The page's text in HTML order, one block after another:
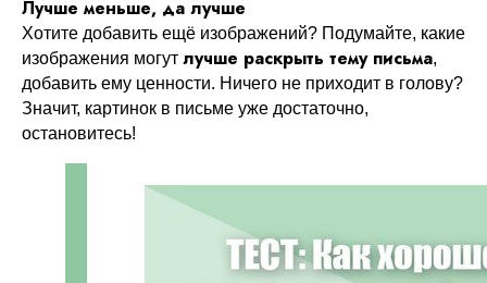
Лучше меньше, да лучше
Хотите добавить ещё изображений? Подумайте, какие
изображения могут лучше раскрыть тему письма,
добавить ему ценности. Ничего не приходит в голову?
Значит, картинок в письме уже достаточно,
остановитесь!